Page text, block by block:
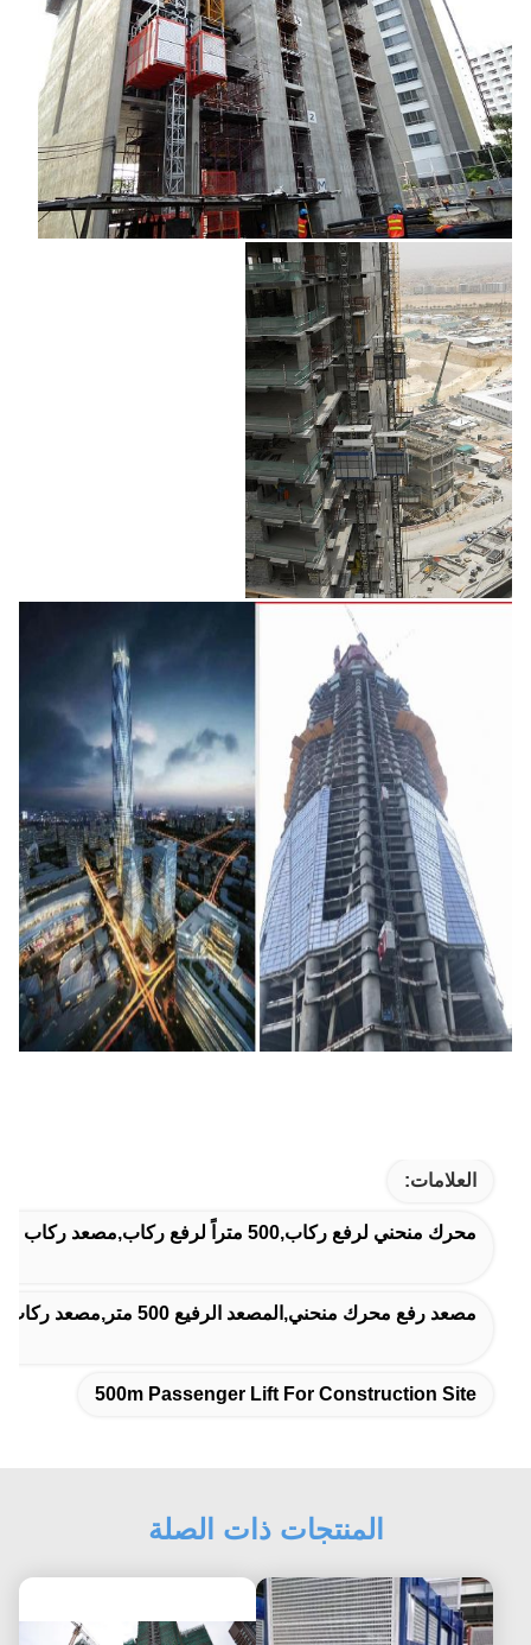
العلامات:
محرك منحني لرفع ركاب,500 متراً لرفع ركاب,مصعد ركاب بطول 500 متر لموقع البناء
مصعد رفع محرك منحني,المصعد الرفيع 500 متر,مصعد ركاب بطول 500 متر لموقع البناء
500m Passenger Lift For Construction Site
المنتجات ذات الصلة